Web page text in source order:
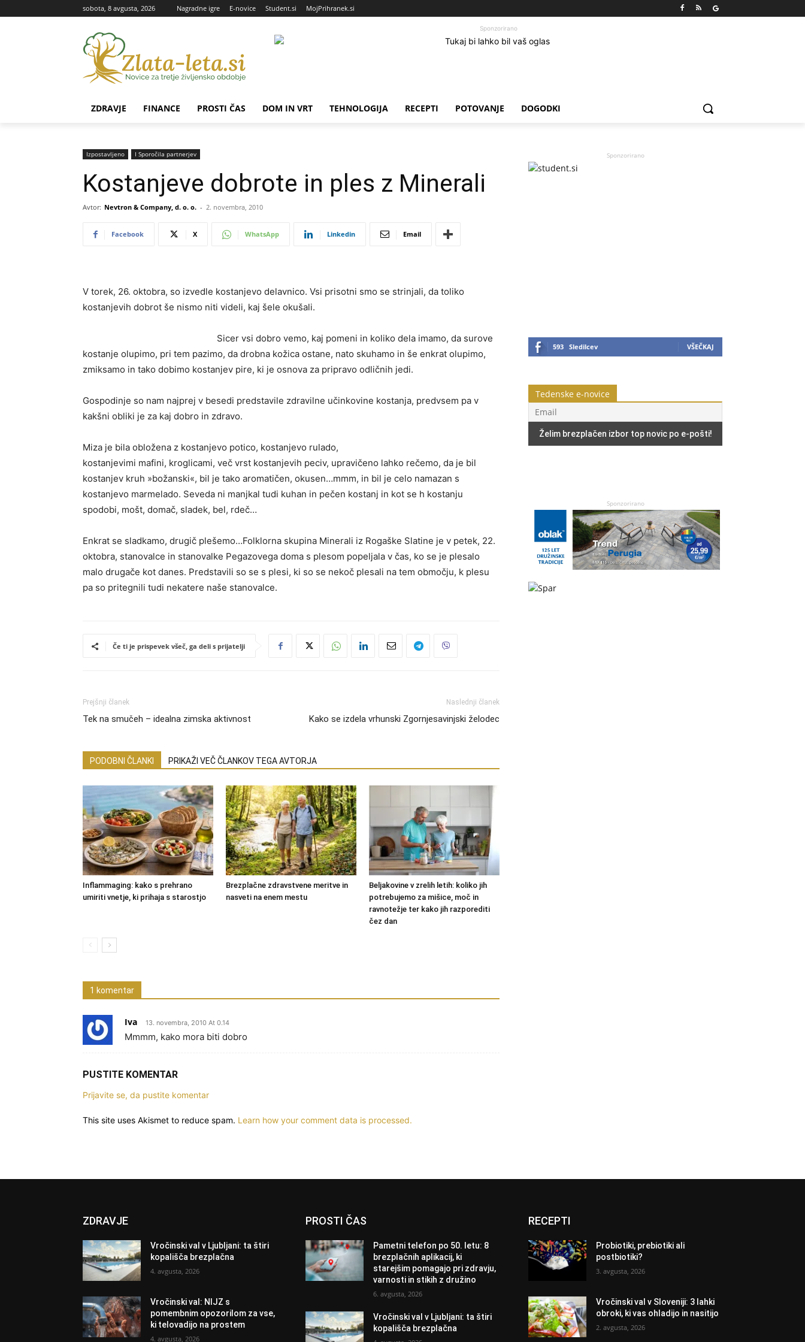
sobota, 8 avgusta, 2026 Nagradne igre E-novice Student.si MojPrihranek.si
Sponzorirano
ZDRAVJE FINANCE PROSTI ČAS DOM IN VRT TEHNOLOGIJA RECEPTI POTOVANJE DOGODKI
Izpostavljeno Ι Sporočila partnerjev
Kostanjeve dobrote in ples z Minerali
Avtor: Nevtron & Company, d. o. o. - 2. novembra, 2010
Facebook X WhatsApp Linkedin Email
V torek, 26. oktobra, so izvedle kostanjevo delavnico. Vsi prisotni smo se strinjali, da toliko
kostanjevih dobrot še nismo niti videli, kaj šele okušali.
Sicer vsi dobro vemo, kaj pomeni in koliko dela imamo, da surove
kostanje olupimo, pri tem pazimo, da drobna kožica ostane, nato skuhamo in še enkrat olupimo,
zmiksamo in tako dobimo kostanjev pire, ki je osnova za pripravo odličnih jedi.
Gospodinje so nam najprej v besedi predstavile zdravilne učinkovine kostanja, predvsem pa v
kakšni obliki je za kaj dobro in zdravo.
Miza je bila obložena z kostanjevo potico, kostanjevo rulado,
kostanjevimi mafini, kroglicami, več vrst kostanjevih peciv, upravičeno lahko rečemo, da je bil
kostanjev kruh »božanski«, bil je tako aromatičen, okusen…mmm, in bil je celo namazan s
kostanjevo marmelado. Seveda ni manjkal tudi kuhan in pečen kostanj in kot se h kostanju
spodobi, mošt, domač, sladek, bel, rdeč…
Enkrat se sladkamo, drugič plešemo…Folklorna skupina Minerali iz Rogaške Slatine je v petek, 22.
oktobra, stanovalce in stanovalke Pegazovega doma s plesom popeljala v čas, ko se je plesalo
malo drugače kot danes. Predstavili so se s plesi, ki so se nekoč plesali na tem območju, k plesu
pa so pritegnili tudi nekatere naše stanovalce.
Če ti je prispevek všeč, ga deli s prijatelji
Prejšnji članek
Tek na smučeh – idealna zimska aktivnost
Naslednji članek
Kako se izdela vrhunski Zgornjesavinjski želodec
PODOBNI ČLANKI PRIKAŽI VEČ ČLANKOV TEGA AVTORJA
Inflammaging: kako s prehrano
umiriti vnetje, ki prihaja s starostjo
Brezplačne zdravstvene meritve in
nasveti na enem mestu
Beljakovine v zrelih letih: koliko jih
potrebujemo za mišice, moč in
ravnotežje ter kako jih razporediti
čez dan
1 komentar
Iva 13. novembra, 2010 At 0.14
Mmmm, kako mora biti dobro
PUSTITE KOMENTAR
Prijavite se, da pustite komentar
This site uses Akismet to reduce spam. Learn how your comment data is processed.
Sponzorirano
593 Sledilcev VŠEČKAJ
Tedenske e-novice
Sponzorirano
ZDRAVJE
Vročinski val v Ljubljani: ta štiri
kopališča brezplačna
4. avgusta, 2026
Vročinski val: NIJZ s
pomembnim opozorilom za vse,
ki telovadijo na prostem
4. avgusta, 2026
PROSTI ČAS
Pametni telefon po 50. letu: 8
brezplačnih aplikacij, ki
starejšim pomagajo pri zdravju,
varnosti in stikih z družino
6. avgusta, 2026
Vročinski val v Ljubljani: ta štiri
kopališča brezplačna
RECEPTI
Probiotiki, prebiotiki ali
postbiotiki?
3. avgusta, 2026
Vročinski val v Sloveniji: 3 lahki
obroki, ki vas ohladijo in nasitijo
2. avgusta, 2026